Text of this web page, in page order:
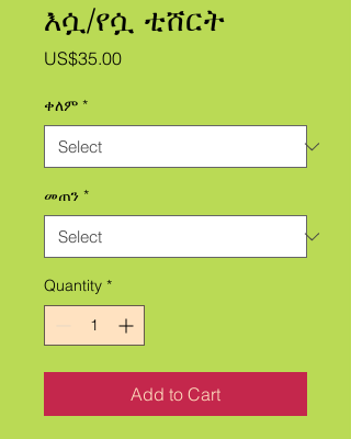
እሷ/የሷ ቲሸርት
US$35.00Price
ቀለም *
መጠን *
Quantity *
Add to Cart